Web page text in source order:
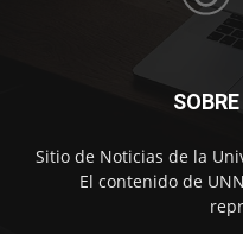
Sitio de Noticias de la
El contenido de